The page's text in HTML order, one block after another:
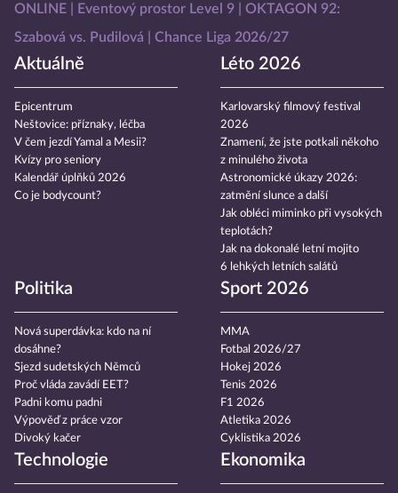
ONLINE
Eventový prostor Level 9
OKTAGON 92:
Szabová vs. Pudilová
Chance Liga 2026/27
Aktuálně
Epicentrum
Neštovice: příznaky, léčba
V čem jezdí Yamal a Mesii?
Kvízy pro seniory
Kalendář úplňků 2026
Co je bodycount?
Léto 2026
Karlovarský filmový festival
2026
Znamení, že jste potkali někoho
z minulého života
Astronomické úkazy 2026:
zatmění slunce a další
Jak obléci miminko při vysokých
teplotách?
Jak na dokonalé letní mojito
6 lehkých letních salátů
Politika
Nová superdávka: kdo na ní
dosáhne?
Sjezd sudetských Němců
Proč vláda zavádí EET?
Padni komu padni
Výpověď z práce vzor
Divoký kačer
Sport 2026
MMA
Fotbal 2026/27
Hokej 2026
Tenis 2026
F1 2026
Atletika 2026
Cyklistika 2026
Technologie Ekonomika